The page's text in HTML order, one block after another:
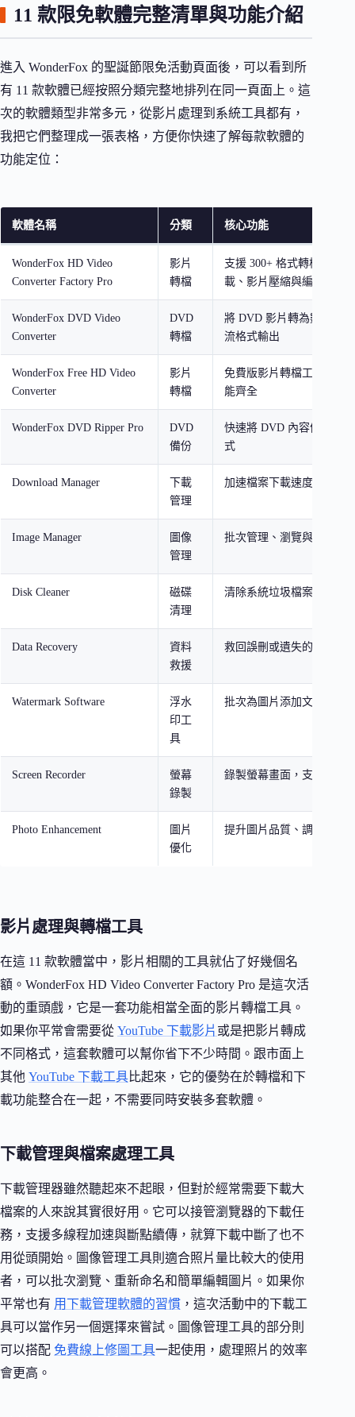
11 款限免軟體完整清單與功能介紹
進入 WonderFox 的聖誕節限免活動頁面後，可以看到所
有 11 款軟體已經按照分類完整地排列在同一頁面上。這
次的軟體類型非常多元，從影片處理到系統工具都有，
我把它們整理成一張表格，方便你快速了解每款軟體的
功能定位：
軟體名稱 分類 核心功能
WonderFox HD Video
Converter Factory Pro
影片
轉檔
支援 300+ 格式轉檔、
載、影片壓縮與編輯
WonderFox DVD Video
Converter
DVD
轉檔
將 DVD 影片轉為數位檔
流格式輸出
WonderFox Free HD Video
Converter
影片
轉檔
免費版影片轉檔工具，基
能齊全
WonderFox DVD Ripper Pro
DVD
備份
快速將 DVD 內容備份為
式
Download Manager
下載
管理
加速檔案下載速度，支援
Image Manager
圖像
管理
批次管理、瀏覽與編輯圖
Disk Cleaner
磁碟
清理
清除系統垃圾檔案釋放磁
Data Recovery
資料
救援
救回誤刪或遺失的檔案資
Watermark Software
浮水
印工
具
批次為圖片添加文字或圖
Screen Recorder
螢幕
錄製
錄製螢幕畫面，支援多種
Photo Enhancement
圖片
優化
提升圖片品質、調整色彩
影片處理與轉檔工具
在這 11 款軟體當中，影片相關的工具就佔了好幾個名
額。WonderFox HD Video Converter Factory Pro 是這次活
動的重頭戲，它是一套功能相當全面的影片轉檔工具。
如果你平常會需要從 YouTube 下載影片 或是把影片轉成
不同格式，這套軟體可以幫你省下不少時間。跟市面上
其他 YouTube 下載工具比起來，它的優勢在於轉檔和下
載功能整合在一起，不需要同時安裝多套軟體。
下載管理與檔案處理工具
下載管理器雖然聽起來不起眼，但對於經常需要下載大
檔案的人來說其實很好用。它可以接管瀏覽器的下載任
務，支援多線程加速與斷點續傳，就算下載中斷了也不
用從頭開始。圖像管理工具則適合照片量比較大的使用
者，可以批次瀏覽、重新命名和簡單編輯圖片。如果你
平常也有 用下載管理軟體的習慣 ，這次活動中的下載工
具可以當作另一個選擇來嘗試。圖像管理工具的部分則
可以搭配 免費線上修圖工具一起使用，處理照片的效率
會更高。